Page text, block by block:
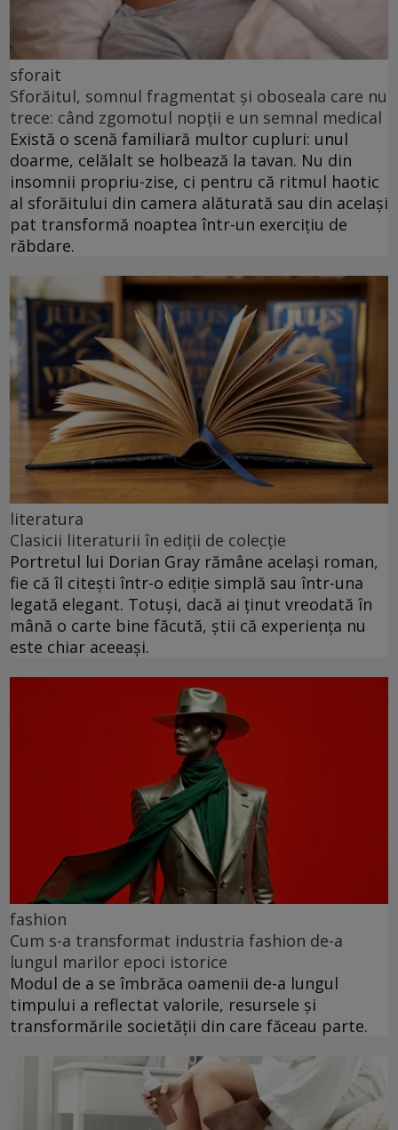
sforait
Sforăitul, somnul fragmentat și oboseala care nu
trece: când zgomotul nopții e un semnal medical
Există o scenă familiară multor cupluri: unul
doarme, celălalt se holbează la tavan. Nu din
insomnii propriu-zise, ci pentru că ritmul haotic
al sforăitului din camera alăturată sau din același
pat transformă noaptea într-un exercițiu de
răbdare.
literatura
Clasicii literaturii în ediții de colecție
Portretul lui Dorian Gray rămâne același roman,
fie că îl citești într-o ediție simplă sau într-una
legată elegant. Totuși, dacă ai ținut vreodată în
mână o carte bine făcută, știi că experiența nu
este chiar aceeași.
fashion
Cum s-a transformat industria fashion de-a
lungul marilor epoci istorice
Modul de a se îmbrăca oamenii de-a lungul
timpului a reflectat valorile, resursele și
transformările societății din care făceau parte.